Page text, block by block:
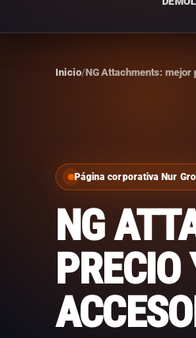
Inicio NG Attachments:
Página corporativa Nur
NG